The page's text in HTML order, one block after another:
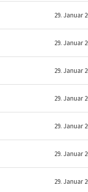
29. Januar
29. Januar
29. Januar
29. Januar
29. Januar
29. Januar
29. Januar